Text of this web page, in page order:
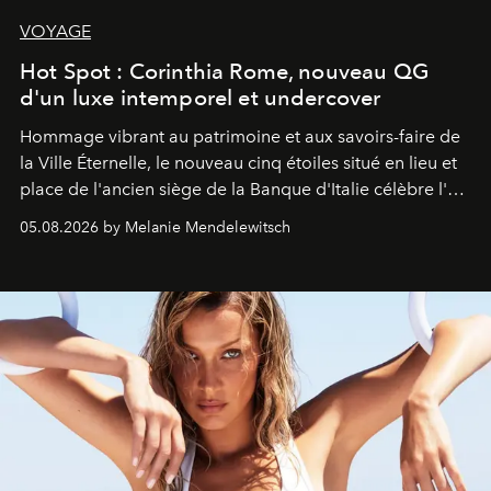
VOYAGE
Hot Spot : Corinthia Rome, nouveau QG
d'un luxe intemporel et undercover
Hommage vibrant au patrimoine et aux savoirs-faire de
la Ville Éternelle, le nouveau cinq étoiles situé en lieu et
place de l'ancien siège de la Banque d'Italie célèbre l'art
05.08.2026 by Melanie Mendelewitsch